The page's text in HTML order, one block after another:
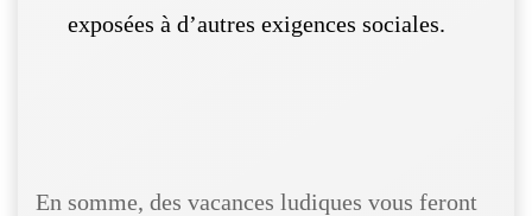
exposées à d’autres exigences sociales.
En somme, des vacances ludiques vous feront